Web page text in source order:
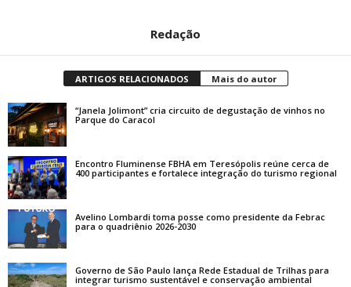
Redação
ARTIGOS RELACIONADOS Mais do autor
“Janela Jolimont” cria circuito de degustação de vinhos no
Parque do Caracol
Encontro Fluminense FBHA em Teresópolis reúne cerca de
400 participantes e fortalece integração do turismo regional
Avelino Lombardi toma posse como presidente da Febrac
para o quadriênio 2026-2030
Governo de São Paulo lança Rede Estadual de Trilhas para
integrar turismo sustentável e conservação ambiental